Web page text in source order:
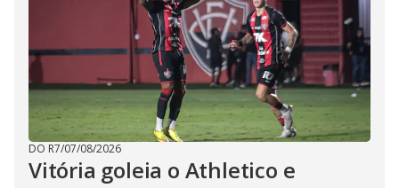
DO R7/07/08/2026
Vitória goleia o Athletico e